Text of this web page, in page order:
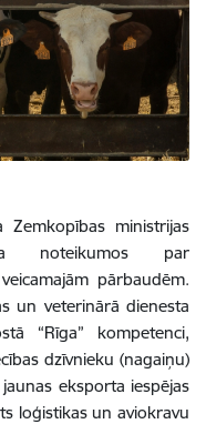
ministrijas
noteikumos par
pārbaudēm.
un veterinārā dienesta
“Rīga” kompetenci,
dzīvnieku (nagaiņu)
eksporta iespējas
loģistikas un aviokravu